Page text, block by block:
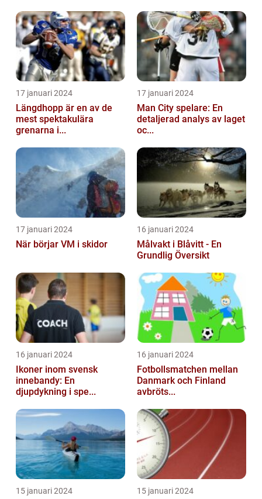
17 januari 2024
Längdhopp är en av de
mest spektakulära
grenarna i...
17 januari 2024
Man City spelare: En
detaljerad analys av laget
oc...
17 januari 2024
När börjar VM i skidor
16 januari 2024
Målvakt i Blåvitt - En
Grundlig Översikt
16 januari 2024
Ikoner inom svensk
innebandy: En
djupdykning i spe...
16 januari 2024
Fotbollsmatchen mellan
Danmark och Finland
avbröts...
15 januari 2024 15 januari 2024